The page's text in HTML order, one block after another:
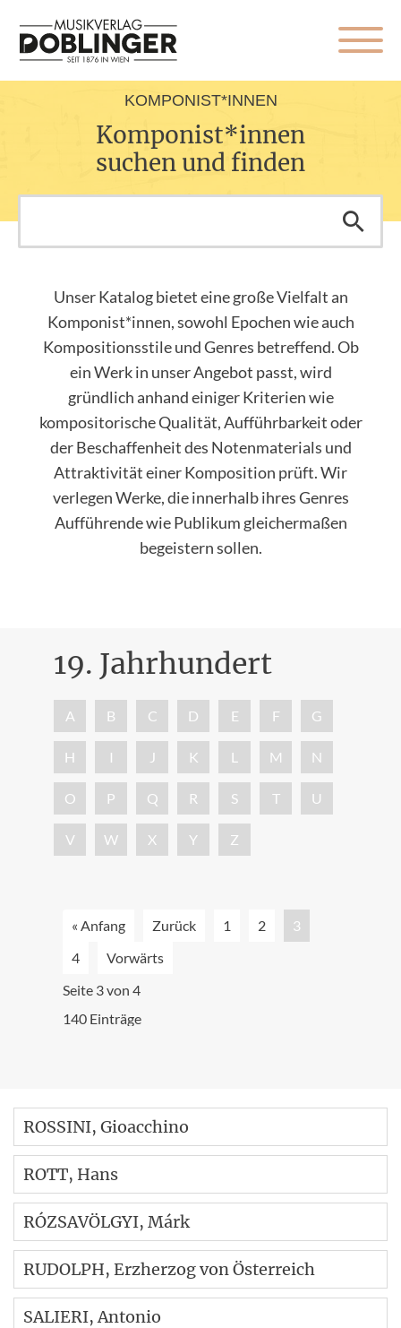
KOMPONIST*INNEN
Komponist*innen
suchen und finden
Unser Katalog bietet eine große Vielfalt an
Komponist*innen, sowohl Epochen wie auch
Kompositionsstile und Genres betreffend. Ob
ein Werk in unser Angebot passt, wird
gründlich anhand einiger Kriterien wie
kompositorische Qualität, Aufführbarkeit oder
der Beschaffenheit des Notenmaterials und
Attraktivität einer Komposition prüft. Wir
verlegen Werke, die innerhalb ihres Genres
Aufführende wie Publikum gleichermaßen
begeistern sollen.
19. Jahrhundert
A B C D E F G
H I J K L M N
O P Q R S T U
V W X Y Z
« Anfang Zurück 1 2
3
4
Vorwärts
Seite 3 von 4
140 Einträge
ROSSINI, Gioacchino
ROTT, Hans
RÓZSAVÖLGYI, Márk
RUDOLPH, Erzherzog von Österreich
SALIERI, Antonio